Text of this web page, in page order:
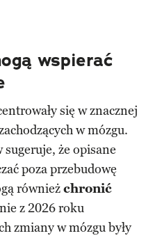
wspierać
się w znacznej
w mózgu.
że opisane
poza przebudowę
równieżchronić
z 2026 roku
zmiany w mózgu były